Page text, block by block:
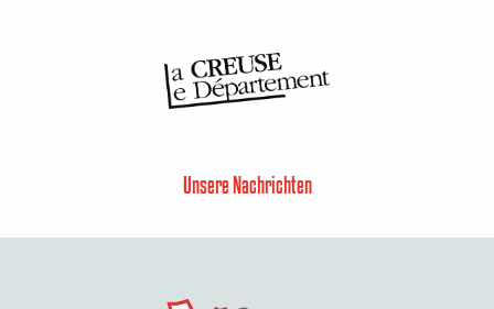
Unsere Nachrichten